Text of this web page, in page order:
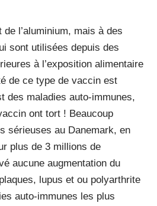
de l’aluminium, mais à des
sont utilisées depuis des
à l’exposition alimentaire
de ce type de vaccin est
des maladies auto-immunes,
ont tort ! Beaucoup
sérieuses au Danemark, en
plus de 3 millions de
aucune augmentation du
lupus et ou polyarthrite
auto-immunes les plus